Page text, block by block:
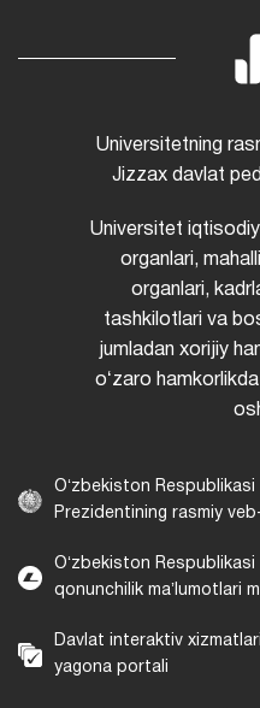
Universitetning
Jizzax davlat
Universitet
organlari,
organlari,
tashkilotlari va
jumladan xorijiy
oʻzaro
Oʻzbekiston Respublikasi
Prezidentining rasmiy
Oʻzbekiston Respublikasi
qonunchilik maʼlumotlari
Davlat interaktiv
yagona portali